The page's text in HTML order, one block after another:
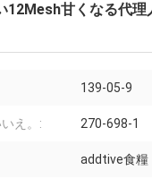
12Mesh甘くなる代
139-05-9
いえ。: 270-698-1
addtive食糧